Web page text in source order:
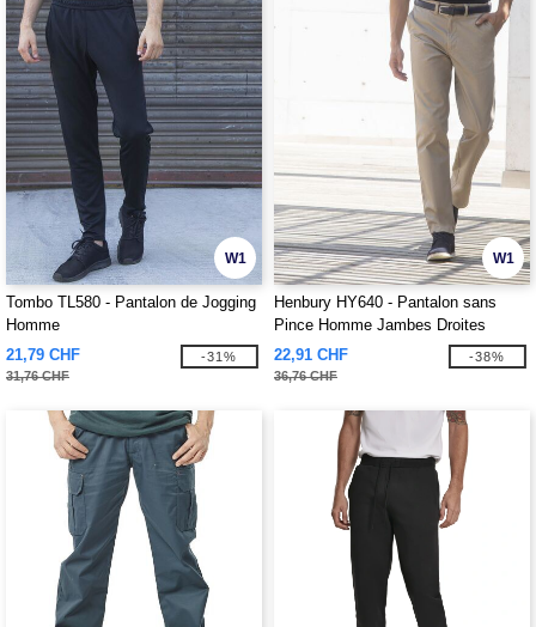
W1
Tombo TL580 - Pantalon de Jogging
Homme
21,79 CHF
31,76 CHF
-31%
W1
Henbury HY640 - Pantalon sans
Pince Homme Jambes Droites
22,91 CHF
36,76 CHF
-38%